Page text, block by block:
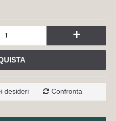
+
desideri Confronta